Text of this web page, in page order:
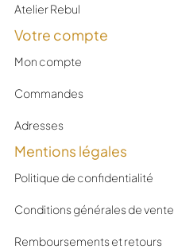
Atelier Rebul
Votre compte
Mon compte
Commandes
Adresses
Mentions légales
Politique de confidentialité
Conditions générales de vente
Remboursements et retours